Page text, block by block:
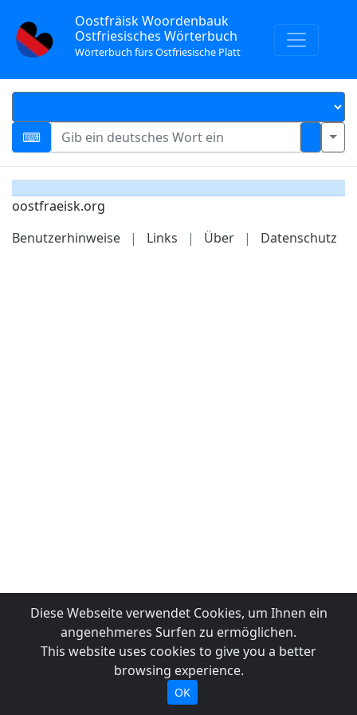
Oostfräisk Woordenbauk
Ostfriesisches Wörterbuch
Wörterbuch fürs Ostfriesische Platt
oostfraeisk.org
Benutzerhinweise
| Links | Über | Datenschutz
Diese Webseite verwendet Cookies, um Ihnen ein
angenehmeres Surfen zu ermöglichen.
This website uses cookies to give you a better
browsing experience.
OK